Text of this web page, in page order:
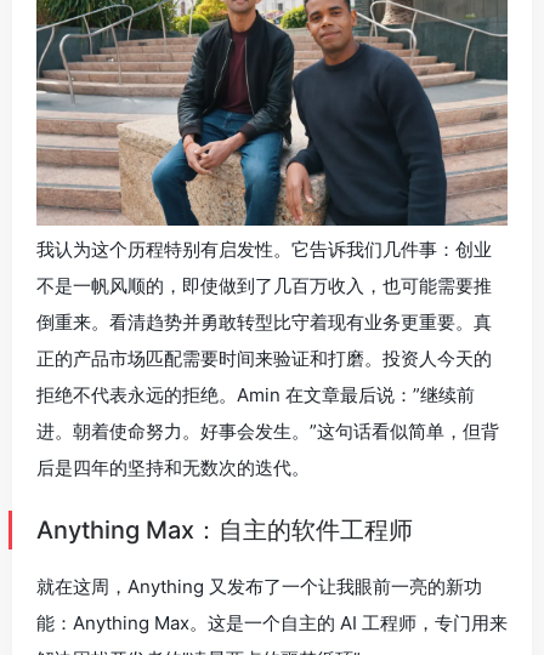
我认为这个历程特别有启发性。它告诉我们几件事：创业
不是一帆风顺的，即使做到了几百万收入，也可能需要推
倒重来。看清趋势并勇敢转型比守着现有业务更重要。真
正的产品市场匹配需要时间来验证和打磨。投资人今天的
拒绝不代表永远的拒绝。Amin 在文章最后说：”继续前
进。朝着使命努力。好事会发生。”这句话看似简单，但背
后是四年的坚持和无数次的迭代。
Anything Max：自主的软件工程师
就在这周，Anything 又发布了一个让我眼前一亮的新功
能：Anything Max。这是一个自主的 AI 工程师，专门用来